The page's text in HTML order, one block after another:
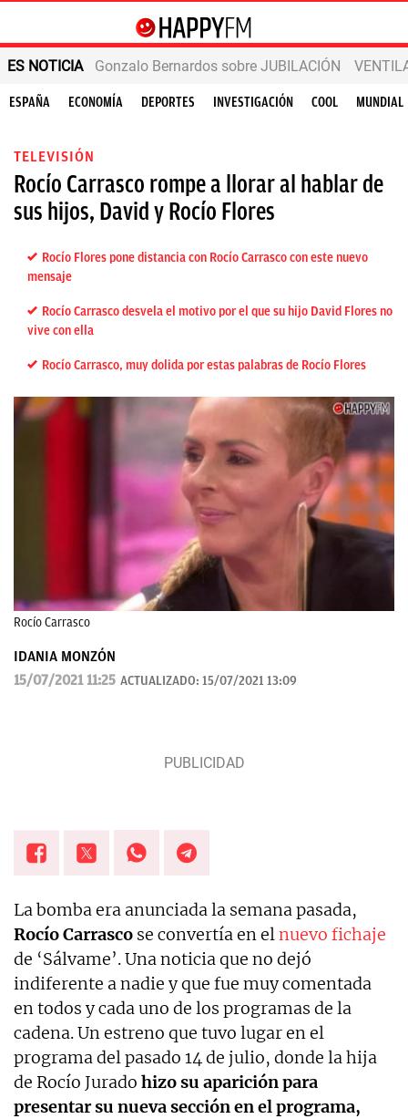
ES NOTICIA Gonzalo Bernardos sobre JUBILACIÓN
ESPAÑA ECONOMÍA DEPORTES INVESTIGACIÓN COOL MUNDIAL
TELEVISIÓN
Rocío Carrasco rompe a llorar al hablar de
sus hijos, David y Rocío Flores
Rocío Flores pone distancia con Rocío Carrasco con este nuevo
mensaje
Rocío Carrasco desvela el motivo por el que su hijo David Flores no
vive con ella
Rocío Carrasco, muy dolida por estas palabras de Rocío Flores
Rocío Carrasco
IDANIA MONZÓN
15/07/2021 11:25 ACTUALIZADO: 15/07/2021 13:09
La bomba era anunciada la semana pasada,
Rocío Carrasco se convertía en elnuevo fichaje
de ‘Sálvame’. Una noticia que no dejó
indiferente a nadie y que fue muy comentada
en todos y cada uno de los programas de la
cadena. Un estreno que tuvo lugar en el
programa del pasado 14 de julio, donde la hija
de Rocío Jurado hizo su aparición para
presentar su nueva sección en el programa,